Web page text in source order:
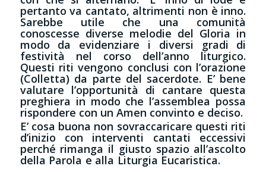
pertanto va cantato, altrimenti non è inno.
Sarebbe utile che una comunità
conoscesse diverse melodie del Gloria in
modo da evidenziare i diversi gradi di
festività nel corso dell’anno liturgico.
Questi riti vengono conclusi con l’orazione
(Colletta) da parte del sacerdote. E’ bene
valutare l’opportunità di cantare questa
preghiera in modo che l’assemblea possa
rispondere con un Amen convinto e deciso.
E’ cosa buona non sovraccaricare questi riti
d’inizio con interventi cantati eccessivi
perché rimanga il giusto spazio all’ascolto
della Parola e alla Liturgia Eucaristica.